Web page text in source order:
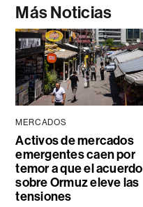
Más Noticias
MERCADOS
Activos de mercados
emergentes caen por
temor a que el acuerdo
sobre Ormuz eleve las
tensiones